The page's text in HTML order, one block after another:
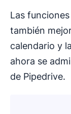
Las
también
calendario y
ahora se
de Pipedrive.